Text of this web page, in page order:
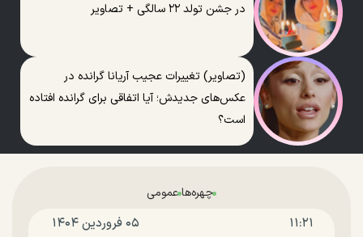
در جشن تولد ۲۲ سالگی + تصاویر
(تصاویر) تغییرات عجیب آریانا گرانده در
عکس‌های جدیدش؛ آیا اتفاقی برای گرانده افتاده
است؟
چهره‌هاعمومی
۱۱:۲۱ ۰۵ فروردين ۱۴۰۴